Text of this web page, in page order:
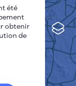
Capteurs
de la pollution
thermiques
été
obtenir
de